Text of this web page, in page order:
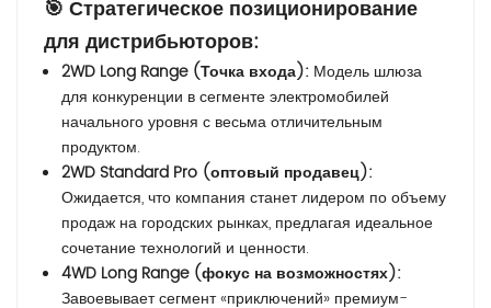
🎯 Стратегическое позиционирование
для дистрибьюторов:
2WD Long Range (Точка входа): Модель шлюза
для конкуренции в сегменте электромобилей
начального уровня с весьма отличительным
продуктом.
2WD Standard Pro (оптовый продавец):
Ожидается, что компания станет лидером по объему
продаж на городских рынках, предлагая идеальное
сочетание технологий и ценности.
4WD Long Range (фокус на возможностях):
Завоевывает сегмент «приключений» премиум-